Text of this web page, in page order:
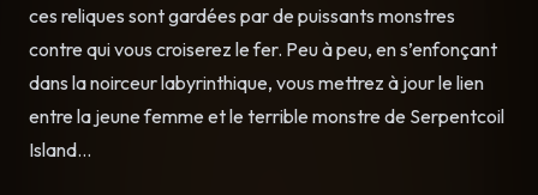
ces reliques sont gardées par de puissants monstres
contre qui vous croiserez le fer. Peu à peu, en s’enfonçant
dans la noirceur labyrinthique, vous mettrez à jour le lien
entre la jeune femme et le terrible monstre de Serpentcoil
Island…